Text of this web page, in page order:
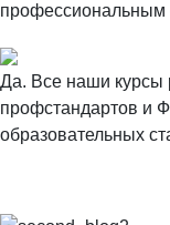
профессиональным
Да. Все наши курсы
профстандартов и
образовательных